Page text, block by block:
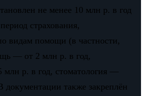
не менее 10 млн р. в год
страхования,
видам помощи (в частности,
— от 2 млн р. в год,
млн р. в год, стоматология —
документации также закреплён